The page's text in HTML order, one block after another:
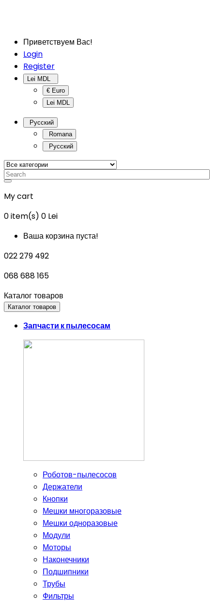
Приветствуем Вас!
Login
Register
€ Euro
Lei MDL
Русский
Romana
Русский
My cart
0item(s) 0 Lei
Ваша корзина пуста!
022 279 492
068 688 165
Каталог товаров
Каталог товаров
Запчасти к пылесосам
Роботов-пылесосов
Держатели
Кнопки
Мешки многоразовые
Мешки одноразовые
Модули
Моторы
Наконечники
Подшипники
Трубы
Фильтры